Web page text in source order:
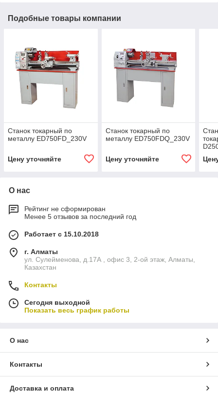
Подобные товары компании
Станок токарный по
металлу ED750FD_230V
Цену уточняйте
Станок токарный по
металлу ED750FDQ_230V
Цену уточняйте
О нас
Рейтинг не сформирован
Менее 5 отзывов за последний год
Работает с 15.10.2018
г. Алматы
ул. Сулейменова, д.17А , офис 3, 2-ой этаж, Алматы,
Казахстан
Контакты
Сегодня выходной
Показать весь график работы
О нас
Контакты
Доставка и оплата